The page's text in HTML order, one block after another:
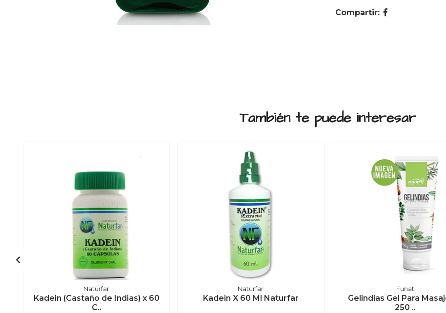
Compartir:
También te puede interesar
Naturfar
Kadein (Castaño de Indias) x 60
C..
Naturfar
Kadein X 60 Ml Naturfar
Funat
Gelindias Gel Para
250 ..